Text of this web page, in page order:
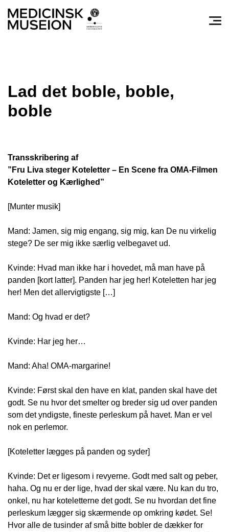
Lad det boble, boble,
boble
Transskribering af
”Fru Liva steger Koteletter – En Scene fra OMA-Filmen
Koteletter og Kærlighed”
[Munter musik]
Mand: Jamen, sig mig engang, sig mig, kan De nu virkelig
stege? De ser mig ikke særlig velbegavet ud.
Kvinde: Hvad man ikke har i hovedet, må man have på
panden [kort latter]. Panden har jeg her! Koteletten har jeg
her! Men det allervigtigste […]
Mand: Og hvad er det?
Kvinde: Har jeg her…
Mand: Aha! OMA-margarine!
Kvinde: Først skal den have en klat, panden skal have det
godt. Se nu hvor det smelter og breder sig ud over panden
som det yndigste, fineste perleskum på havet. Man er vel
nok en perlemor.
[Koteletter lægges på panden og syder]
Kvinde: Det er ligesom i revyerne. Godt med salt og peber,
haha. Og nu er der lige, hvad der skal være. Nu kan du tro,
onkel, nu har koteletterne det godt. Se nu hvordan det fine
perleskum lægger sig skærmende op omkring kødet. Se!
Hvor alle de tusinder af små bitte bobler de dækker for